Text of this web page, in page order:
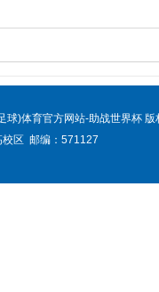
球)体育官方网站-助战世界杯
校区 邮编：571127